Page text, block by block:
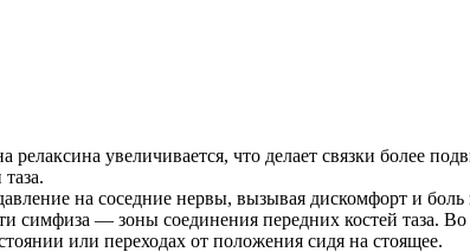
релаксина увеличивается, что делает связки более
на соседние нервы, вызывая дискомфорт и боль
симфиза — зоны соединения передних костей таза.
или переходах от положения сидя на стоящее.